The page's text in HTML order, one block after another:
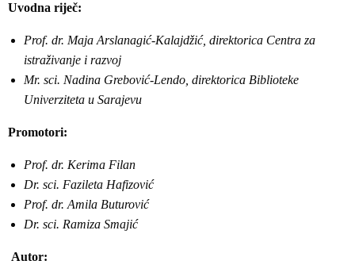
Uvodna riječ:
Prof. dr. Maja Arslanagić-Kalajdžić, direktorica Centra za
istraživanje i razvoj
Mr. sci. Nadina Grebović-Lendo, direktorica Biblioteke
Univerziteta u Sarajevu
Promotori:
Prof. dr. Kerima Filan
Dr. sci. Fazileta Hafizović
Prof. dr. Amila Buturović
Dr. sci. Ramiza Smajić
Autor: